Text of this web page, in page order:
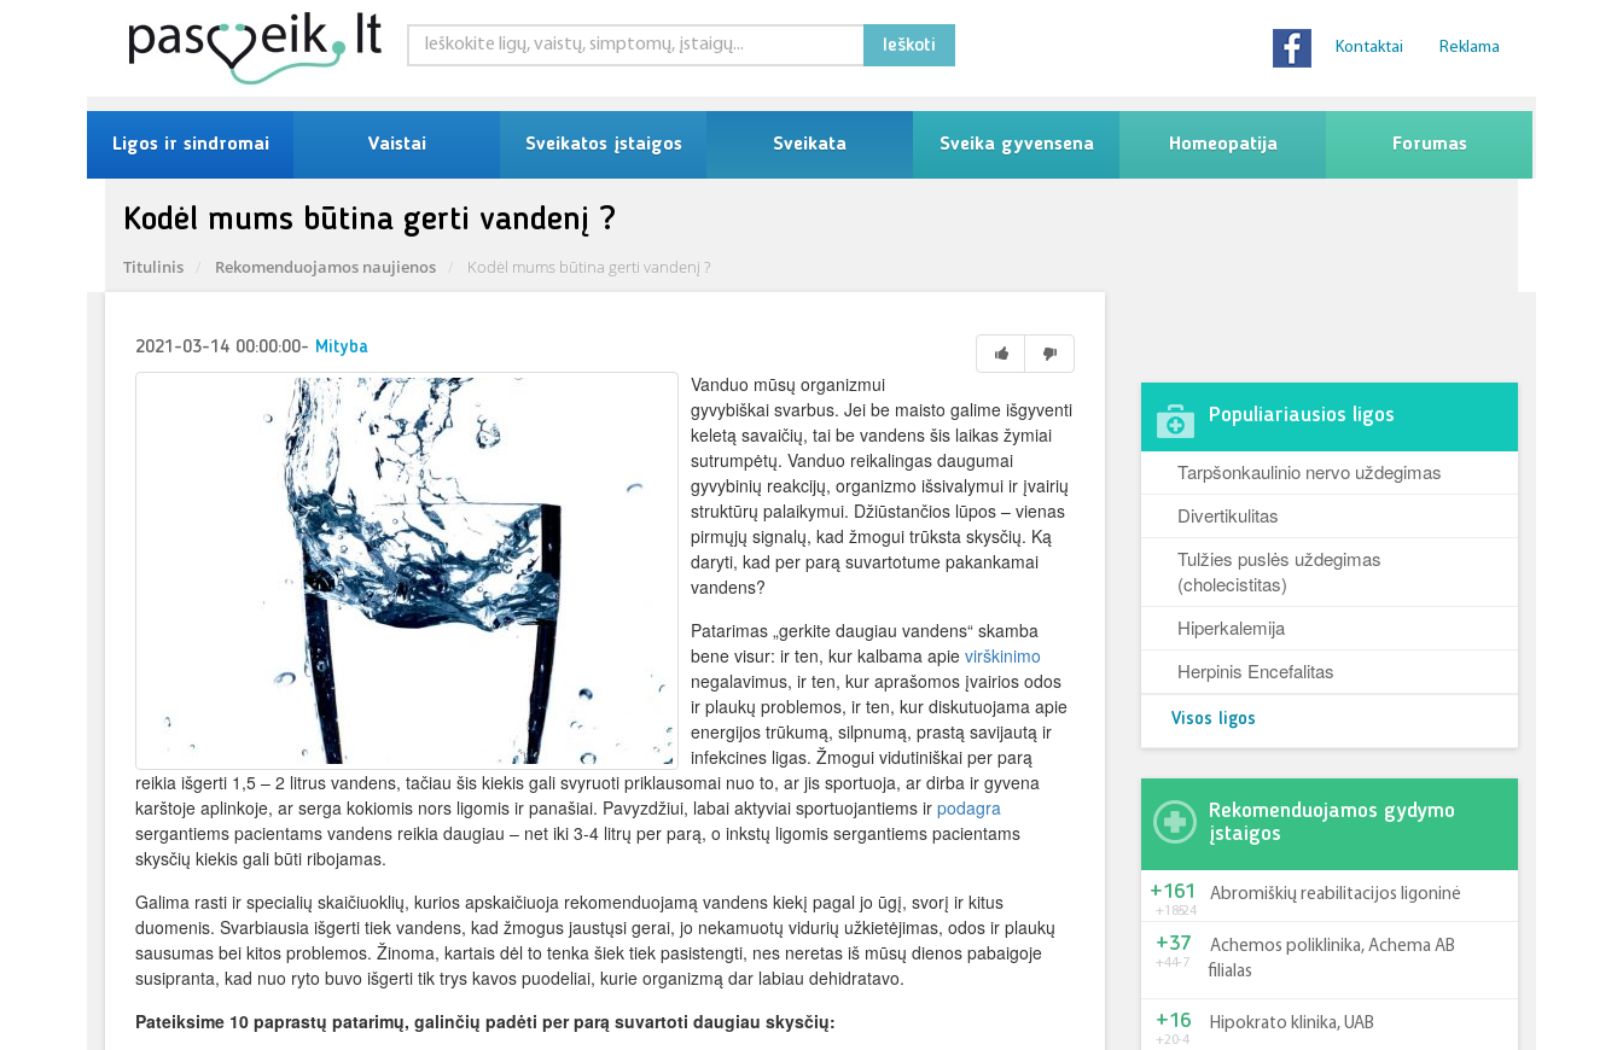
Ieškoti Kontaktai Reklama
Ligos ir sindromai Vaistai Sveikatos įstaigos Sveikata Sveika gyvensena Homeopatija Forumas
Kodėl mums būtina gerti vandenį ?
Titulinis Rekomenduojamos naujienos Kodėl mums būtina gerti vandenį ?
2021-03-14 00:00:00- Mityba
Vanduo mūsų organizmui
gyvybiškai svarbus. Jei be maisto galime išgyventi
keletą savaičių, tai be vandens šis laikas žymiai
sutrumpėtų. Vanduo reikalingas daugumai
gyvybinių reakcijų, organizmo išsivalymui ir įvairių
struktūrų palaikymui. Džiūstančios lūpos – vienas
pirmųjų signalų, kad žmogui trūksta skysčių. Ką
daryti, kad per parą suvartotume pakankamai
vandens?
Patarimas „gerkite daugiau vandens“ skamba
bene visur: ir ten, kur kalbama apie virškinimo
negalavimus, ir ten, kur aprašomos įvairios odos
ir plaukų problemos, ir ten, kur diskutuojama apie
energijos trūkumą, silpnumą, prastą savijautą ir
infekcines ligas. Žmogui vidutiniškai per parą
reikia išgerti 1,5 – 2 litrus vandens, tačiau šis kiekis gali svyruoti priklausomai nuo to, ar jis sportuoja, ar dirba ir gyvena
karštoje aplinkoje, ar serga kokiomis nors ligomis ir panašiai. Pavyzdžiui, labai aktyviai sportuojantiems ir podagra
sergantiems pacientams vandens reikia daugiau – net iki 3-4 litrų per parą, o inkstų ligomis sergantiems pacientams
skysčių kiekis gali būti ribojamas.
Galima rasti ir specialių skaičiuoklių, kurios apskaičiuoja rekomenduojamą vandens kiekį pagal jo ūgį, svorį ir kitus
duomenis. Svarbiausia išgerti tiek vandens, kad žmogus jaustųsi gerai, jo nekamuotų vidurių užkietėjimas, odos ir plaukų
sausumas bei kitos problemos. Žinoma, kartais dėl to tenka šiek tiek pasistengti, nes neretas iš mūsų dienos pabaigoje
susipranta, kad nuo ryto buvo išgerti tik trys kavos puodeliai, kurie organizmą dar labiau dehidratavo.
Pateiksime 10 paprastų patarimų, galinčių padėti per parą suvartoti daugiau skysčių:
Populiariausios ligos
Tarpšonkaulinio nervo uždegimas
Divertikulitas
Tulžies puslės uždegimas
(cholecistitas)
Hiperkalemija
Herpinis Encefalitas
Visos ligos
Rekomenduojamos gydymo
įstaigos
+185-24
+161 Abromiškių reabilitacijos ligoninė
+44-7
+37
Achemos poliklinika, Achema AB
filialas
+20-4
+16 Hipokrato klinika, UAB